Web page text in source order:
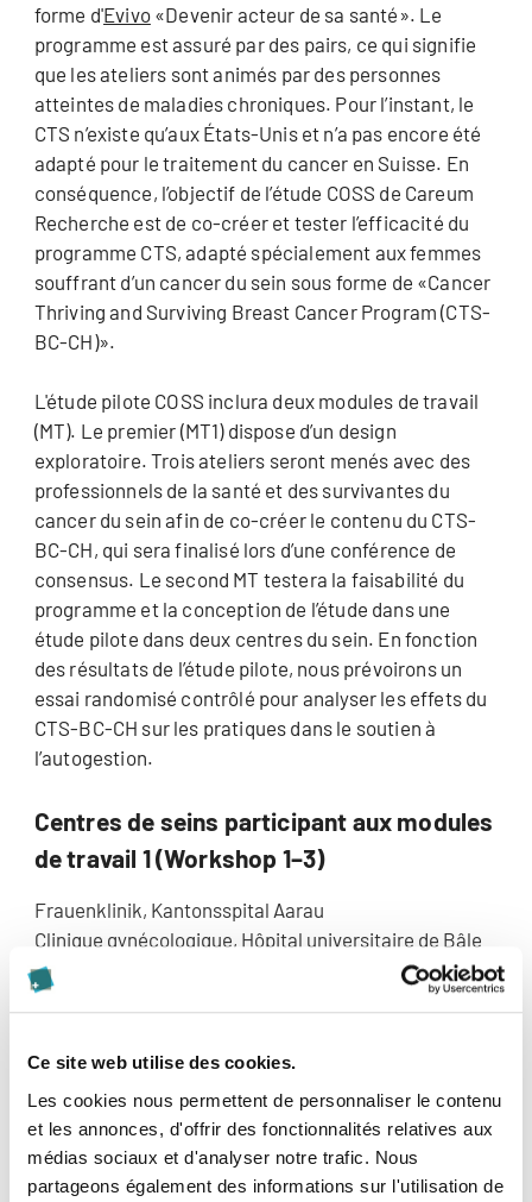
Ce site web utilise des cookies.
Les cookies nous permettent de personnaliser le contenu
et les annonces, d'offrir des fonctionnalités relatives aux
médias sociaux et d'analyser notre trafic. Nous
partageons également des informations sur l'utilisation de
forme d'Evivo«Devenir acteur de sa santé». Le
programme est assuré par des pairs, ce qui signifie
que les ateliers sont animés par des personnes
atteintes de maladies chroniques. Pour l’instant, le
CTS n’existe qu’aux États-Unis et n’a pas encore été
adapté pour le traitement du cancer en Suisse. En
conséquence, l’objectif de l’étude COSS de Careum
Recherche est de co-créer et tester l’efficacité du
programme CTS, adapté spécialement aux femmes
souffrant d’un cancer du sein sous forme de «Cancer
Thriving and Surviving Breast Cancer Program (CTS-
BC-CH)».
L'étude pilote COSS inclura deux modules de travail
(MT). Le premier (MT1) dispose d’un design
exploratoire. Trois ateliers seront menés avec des
professionnels de la santé et des survivantes du
cancer du sein afin de co-créer le contenu du CTS-
BC-CH, qui sera finalisé lors d’une conférence de
consensus. Le second MT testera la faisabilité du
programme et la conception de l’étude dans une
étude pilote dans deux centres du sein. En fonction
des résultats de l’étude pilote, nous prévoirons un
essai randomisé contrôlé pour analyser les effets du
CTS-BC-CH sur les pratiques dans le soutien à
l’autogestion.
Centres de seins participant aux modules
de travail 1 (Workshop 1–3)
Frauenklinik, Kantonsspital Aarau
Clinique gynécologique, Hôpital universitaire de Bâle
Clinique universitaire de gynécologie et obstétrique,
Inselspital Berne
Durée
Septembre 2016–novembre 2017 (fin de la
participation de Careum Recherche)